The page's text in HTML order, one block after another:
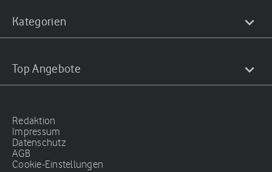
Kategorien
Top Angebote
Redaktion
Impressum
Datenschutz
AGB
Cookie-Einstellungen